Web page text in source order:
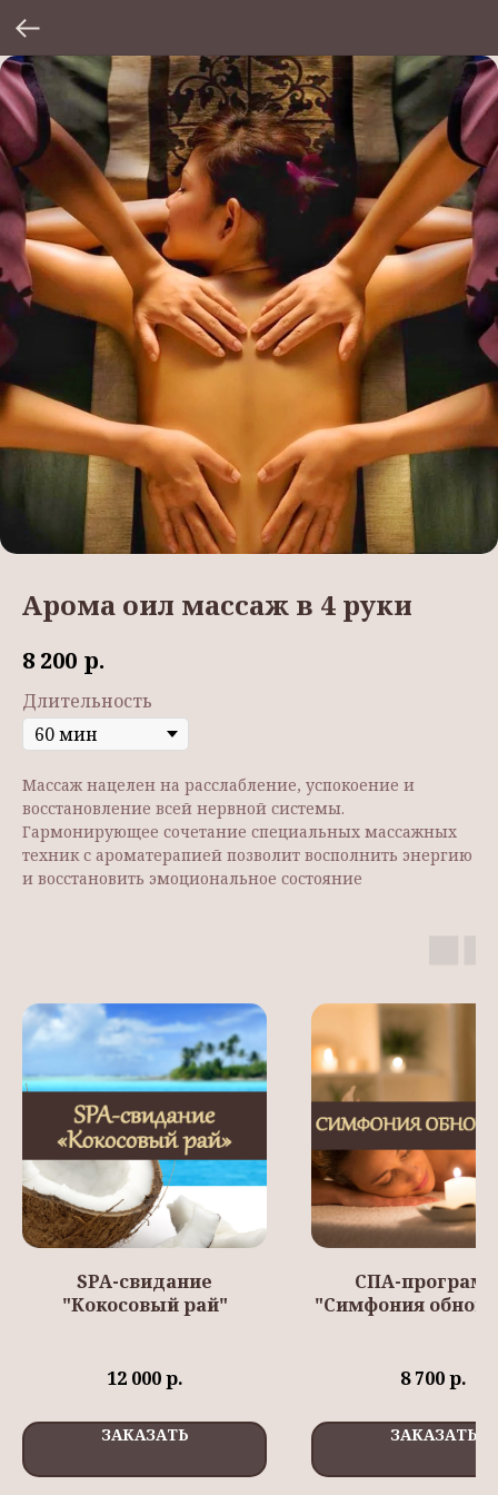
Арома оил массаж в 4 руки
8 200 р.
Длительность
Массаж нацелен на расслабление, успокоение и
восстановление всей нервной системы.
Гармонирующее сочетание специальных массажных
техник с ароматерапией позволит восполнить энергию
и восстановить эмоциональное состояние
SPA-свидание
"Кокосовый рай"
12 000 р.
ЗАКАЗАТЬ
СПА-
"Симфония
8 700р.
ЗАКАЗАТЬ